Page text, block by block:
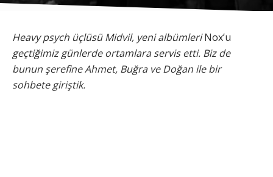
Heavy psych üçlüsü Midvil, yeni albümleriNox’u
geçtiğimiz günlerde ortamlara servis etti. Biz de
bunun şerefine Ahmet, Buğra ve Doğan ile bir
sohbete giriştik.